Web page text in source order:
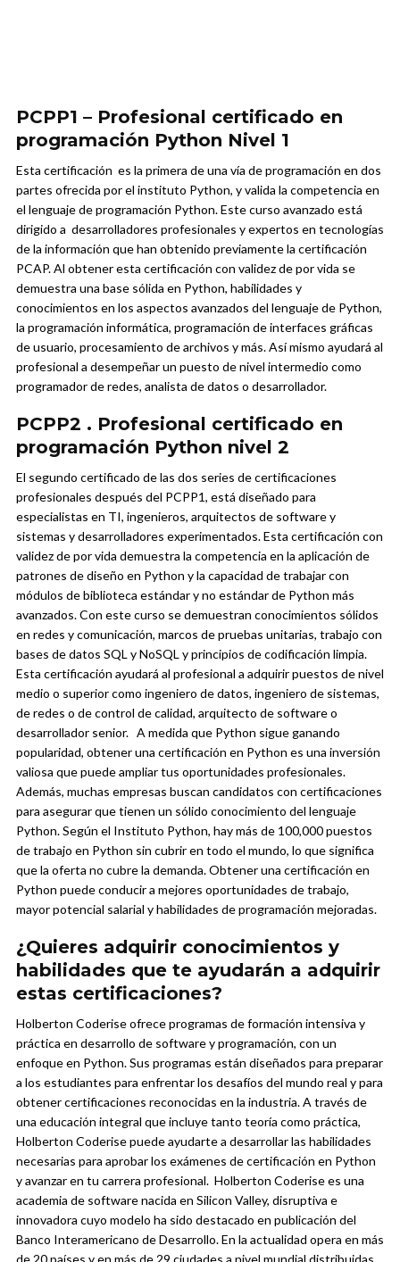
PCPP1 – Profesional certificado en
programación Python Nivel 1
Esta certificación es la primera de una vía de programación en dos
partes ofrecida por el instituto Python, y valida la competencia en
el lenguaje de programación Python. Este curso avanzado está
dirigido a desarrolladores profesionales y expertos en tecnologías
de la información que han obtenido previamente la certificación
PCAP. Al obtener esta certificación con validez de por vida se
demuestra una base sólida en Python, habilidades y
conocimientos en los aspectos avanzados del lenguaje de Python,
la programación informática, programación de interfaces gráficas
de usuario, procesamiento de archivos y más. Así mismo ayudará al
profesional a desempeñar un puesto de nivel intermedio como
programador de redes, analista de datos o desarrollador.
PCPP2 . Profesional certificado en
programación Python nivel 2
El segundo certificado de las dos series de certificaciones
profesionales después del PCPP1, está diseñado para
especialistas en TI, ingenieros, arquitectos de software y
sistemas y desarrolladores experimentados. Esta certificación con
validez de por vida demuestra la competencia en la aplicación de
patrones de diseño en Python y la capacidad de trabajar con
módulos de biblioteca estándar y no estándar de Python más
avanzados. Con este curso se demuestran conocimientos sólidos
en redes y comunicación, marcos de pruebas unitarias, trabajo con
bases de datos SQL y NoSQL y principios de codificación limpia.
Esta certificación ayudará al profesional a adquirir puestos de nivel
medio o superior como ingeniero de datos, ingeniero de sistemas,
de redes o de control de calidad, arquitecto de software o
desarrollador senior. A medida que Python sigue ganando
popularidad, obtener una certificación en Python es una inversión
valiosa que puede ampliar tus oportunidades profesionales.
Además, muchas empresas buscan candidatos con certificaciones
para asegurar que tienen un sólido conocimiento del lenguaje
Python. Según el Instituto Python, hay más de 100,000 puestos
de trabajo en Python sin cubrir en todo el mundo, lo que significa
que la oferta no cubre la demanda. Obtener una certificación en
Python puede conducir a mejores oportunidades de trabajo,
mayor potencial salarial y habilidades de programación mejoradas.
¿Quieres adquirir conocimientos y
habilidades que te ayudarán a adquirir
estas certificaciones?
Holberton Coderise ofrece programas de formación intensiva y
práctica en desarrollo de software y programación, con un
enfoque en Python. Sus programas están diseñados para preparar
a los estudiantes para enfrentar los desafíos del mundo real y para
obtener certificaciones reconocidas en la industria. A través de
una educación integral que incluye tanto teoría como práctica,
Holberton Coderise puede ayudarte a desarrollar las habilidades
necesarias para aprobar los exámenes de certificación en Python
y avanzar en tu carrera profesional. Holberton Coderise es una
academia de software nacida en Silicon Valley, disruptiva e
innovadora cuyo modelo ha sido destacado en publicación del
Banco Interamericano de Desarrollo. En la actualidad opera en más